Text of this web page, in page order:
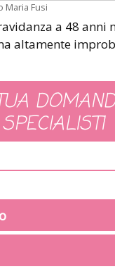
Maria Fusi
a 48 anni
altamente
SPECIALISTI